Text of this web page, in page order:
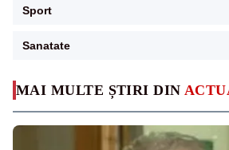
MAI MULTE ȘTIRI DIN
Sport
Sanatate